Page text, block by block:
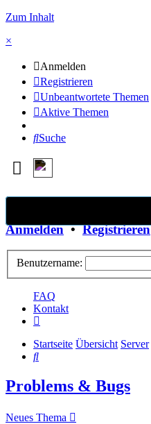
Zum Inhalt
×
Anmelden
Registrieren
Unbeantwortete Themen
Aktive Themen
Suche
×
Anmelden•Registrieren
Benutzername:
FAQ
Kontakt
Startseite Übersicht Server
Suche
Problems & Bugs
Neues Thema